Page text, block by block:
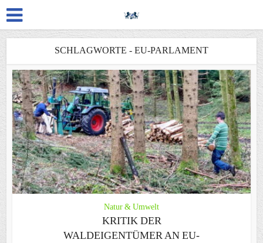
SCHLAGWORTE - EU-PARLAMENT
Natur & Umwelt
KRITIK DER
WALDEIGENTÜMER AN EU-